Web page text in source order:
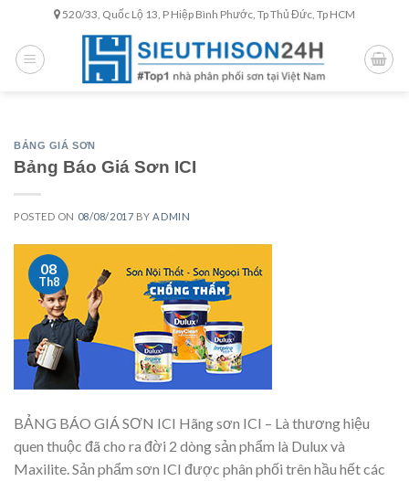
content
520/33, Quốc Lộ 13, P Hiệp Bình Phước, Tp Thủ Đức, Tp HCM
BẢNG GIÁ SƠN
Bảng Báo Giá Sơn ICI
POSTED ON 08/08/2017 BY ADMIN
08
Th8
BẢNG BÁO GIÁ SƠN ICI Hãng sơn ICI – Là thương hiệu
quen thuộc đã cho ra đời 2 dòng sản phẩm là Dulux và
Maxilite. Sản phẩm sơn ICI được phân phối trên hầu hết các